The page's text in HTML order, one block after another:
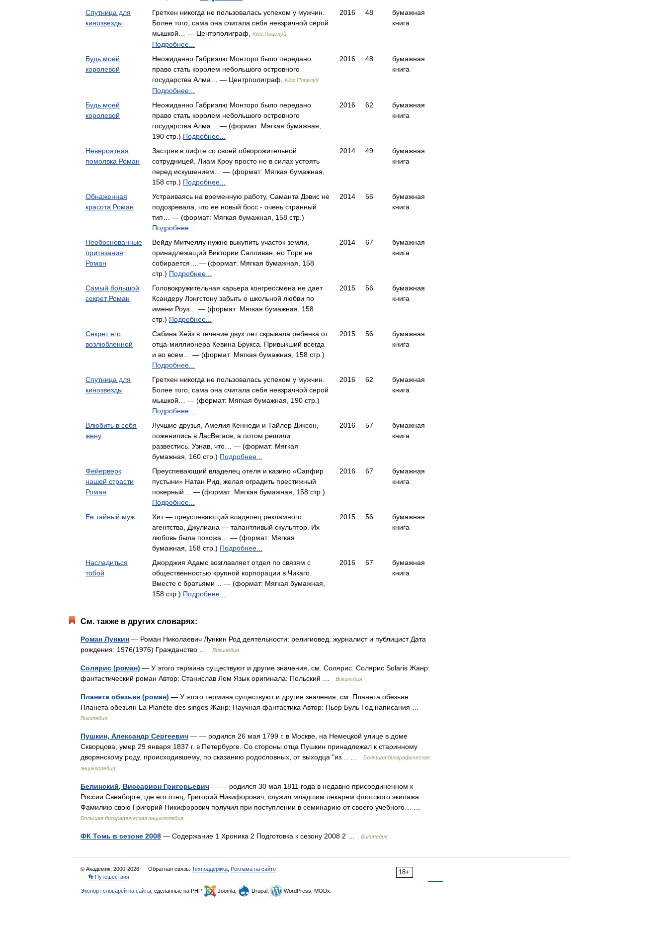
Спутница для
кинозвезды
Гретхен никогда не пользовалась успехом у мужчин.
Более того, сама она считала себя невзрачной серой
мышкой… — Центрполиграф,
Kiss.Поцелуй
Подробнее...
2016 48
бумажная
книга
Будь моей
королевой
Неожиданно Габриэлю Монторо было передано
право стать королем небольшого островного
государства Алма… — Центрполиграф,
Kiss.Поцелуй
Подробнее...
2016 48
бумажная
книга
Будь моей
королевой
Неожиданно Габриэлю Монторо было передано
право стать королем небольшого островного
государства Алма… — (формат: Мягкая бумажная,
190 стр.) Подробнее...
2016 62
бумажная
книга
Невероятная
помолвка Роман
Застряв в лифте со своей обворожительной
сотрудницей, Лиам Кроу просто не в силах устоять
перед искушением… — (формат: Мягкая бумажная,
158 стр.) Подробнее...
2014 49
бумажная
книга
Обнаженная
красота Роман
Устраиваясь на временную работу, Саманта Дэвис не
подозревала, что ее новый босс - очень странный
тип… — (формат: Мягкая бумажная, 158 стр.)
Подробнее...
2014 56
бумажная
книга
Необоснованные
притязания
Роман
Вейду Митчеллу нужно выкупить участок земли,
принадлежащий Виктории Салливан, но Тори не
собирается… — (формат: Мягкая бумажная, 158
стр.) Подробнее...
2014 67
бумажная
книга
Самый большой
секрет Роман
Головокружительная карьера конгрессмена не дает
Ксандеру Лэнгстону забыть о школьной любви по
имени Роуз… — (формат: Мягкая бумажная, 158
стр.) Подробнее...
2015 56
бумажная
книга
Секрет его
возлюбленной
Сабина Хейз в течение двух лет скрывала ребенка от
отца-миллионера Кевина Брукса. Привыкший всегда
и во всем… — (формат: Мягкая бумажная, 158 стр.)
Подробнее...
2015 56
бумажная
книга
Спутница для
кинозвезды
Гретхен никогда не пользовалась успехом у мужчин.
Более того, сама она считала себя невзрачной серой
мышкой… — (формат: Мягкая бумажная, 190 стр.)
Подробнее...
2016 62
бумажная
книга
Влюбить в себя
жену
Лучшие друзья, Амелия Кеннеди и Тайлер Диксон,
поженились в Лас­Вегасе, а потом решили
развестись. Узнав, что… — (формат: Мягкая
бумажная, 160 стр.) Подробнее...
2016 57
бумажная
книга
Фейерверк
нашей страсти
Роман
Преуспевающий владелец отеля и казино «Сапфир
пустыни» Натан Рид, желая оградить престижный
покерный… — (формат: Мягкая бумажная, 158 стр.)
Подробнее...
2016 67
бумажная
книга
Ее тайный муж
Хит — преуспевающий владелец рекламного
агентства, Джулиана — талантливый скульптор. Их
любовь была похожа… — (формат: Мягкая
бумажная, 158 стр.) Подробнее...
2015 56
бумажная
книга
Насладиться
тобой
Джорджия Адамс возглавляет отдел по связям с
общественностью крупной корпорации в Чикаго.
Вместе с братьями… — (формат: Мягкая бумажная,
158 стр.) Подробнее...
2016 67
бумажная
книга
См. также в других словарях:
Роман Лункин — Роман Николаевич Лункин Род деятельности: религиовед, журналист и публицист Дата
рождения: 1976(1976) Гражданство …
Википедия
Солярис (роман) — У этого термина существуют и другие значения, см. Солярис. Солярис Solaris Жанр:
фантастический роман Автор: Станислав Лем Язык оригинала: Польский …
Википедия
Планета обезьян (роман) — У этого термина существуют и другие значения, см. Планета обезьян.
Планета обезьян La Planète des singes Жанр: Научная фантастика Автор: Пьер Буль Год написания …
Википедия
Пушкин, Александр Сергеевич — — родился 26 мая 1799 г. в Москве, на Немецкой улице в доме
Скворцова; умер 29 января 1837 г. в Петербурге. Со стороны отца Пушкин принадлежал к старинному
дворянскому роду, происходившему, по сказанию родословных, от выходца "из… …
Большая биографическая
энциклопедия
Белинский, Виссарион Григорьевич — — родился 30 мая 1811 года в недавно присоединенном к
России Свеаборге, где его отец, Григорий Никифорович, служил младшим лекарем флотского экипажа.
Фамилию свою Григорий Никифорович получил при поступлении в семинарию от своего учебного… …
Большая биографическая энциклопедия
ФК Томь в сезоне 2008 — Содержание 1 Хроника 2 Подготовка к сезону 2008 2 … Википедия
18+
© Академик, 2000-2026 Обратная связь: Техподдержка Реклама на сайте
👣 Путешествия
Экспорт словарей на сайты , сделанные на PHP, Joomla, Drupal, WordPress, MODx.